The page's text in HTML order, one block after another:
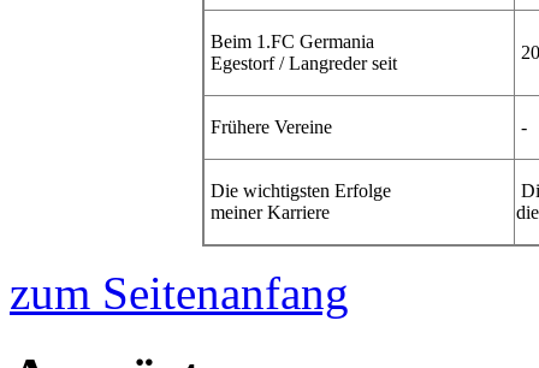
Beim 1.FC Germania
Egestorf / Langreder seit
Frühere Vereine -
Die wichtigsten Erfolge
meiner Karriere
zum Seitenanfang